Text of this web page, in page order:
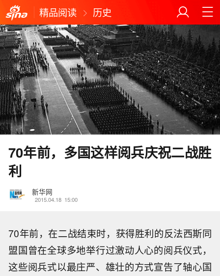
精品阅读 历史
70年前，多国这样阅兵庆祝二战胜
利
新华网
2015.04.18 15:00
70年前，在二战结束时，获得胜利的反法西斯同
盟国曾在全球多地举行过激动人心的阅兵仪式，
这些阅兵式以最庄严、雄壮的方式宣告了轴心国